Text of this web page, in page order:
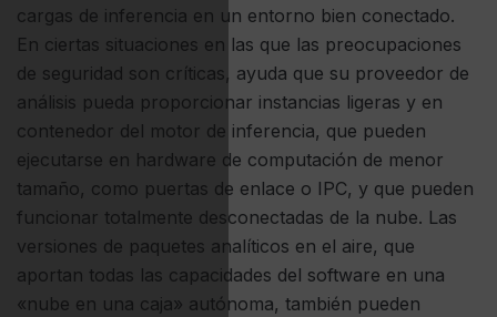
cargas de inferencia en un entorno bien conectado.
En ciertas situaciones en las que las preocupaciones
de seguridad son críticas, ayuda que su proveedor de
análisis pueda proporcionar instancias ligeras y en
contenedor del motor de inferencia, que pueden
ejecutarse en hardware de computación de menor
tamaño, como puertas de enlace o IPC, y que pueden
funcionar totalmente desconectadas de la nube. Las
versiones de paquetes analíticos en el aire, que
aportan todas las capacidades del software en una
«nube en una caja» autónoma, también pueden